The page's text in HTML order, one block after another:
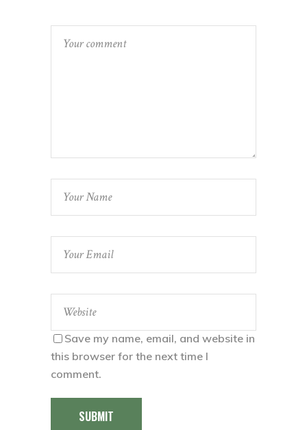
Save my name, email, and website in
this browser for the next time I
comment.
SUBMIT